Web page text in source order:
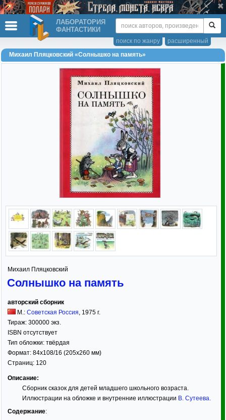
ЛАБОРАТОРИЯ
ФАНТАСТИКИ
расширенный
поиск по жанру
Михаил Пляцковский «Солнышко на память»
Михаил Пляцковский
Солнышко на память
авторский сборник
М.: Советская Россия, 1975 г.
Тираж: 300000 экз.
ISBN отсутствует
Тип обложки: твёрдая
Формат: 84x108/16 (205x260 мм)
Страниц: 120
Описание:
Сборник сказок для детей младшего школьного возраста.
Иллюстрации на обложке и внутренние иллюстрации В. Сутеева.
Содержание: